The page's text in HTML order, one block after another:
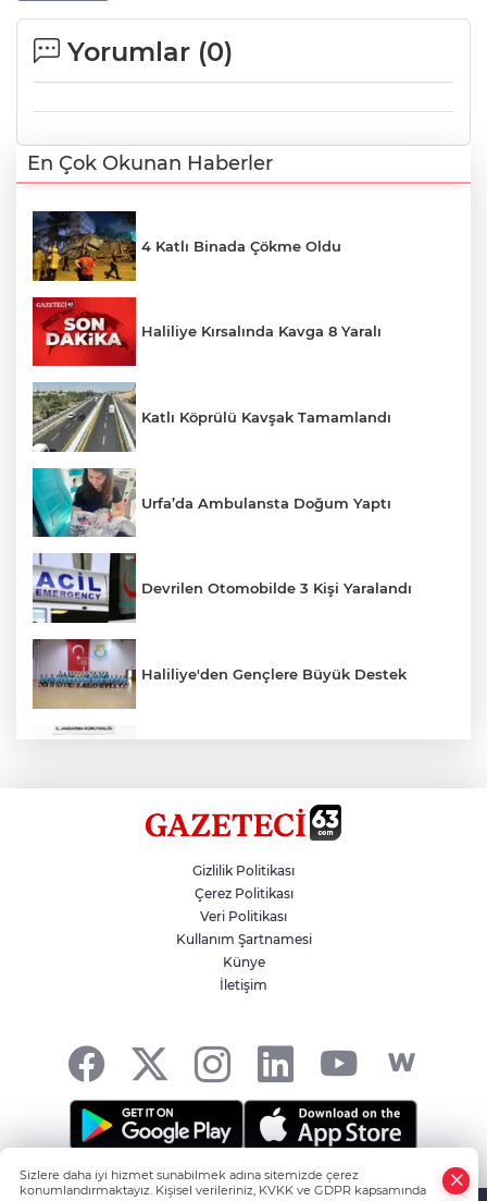
Yorumlar (0)
En Çok Okunan Haberler
4 Katlı Binada Çökme Oldu
Haliliye Kırsalında Kavga 8 Yaralı
Katlı Köprülü Kavşak Tamamlandı
Urfa’da Ambulansta Doğum Yaptı
Devrilen Otomobilde 3 Kişi Yaralandı
Haliliye'den Gençlere Büyük Destek
Hikmet Başak’tan Ulaşım Çalışması
Atatürk Bulvarında Asfalt Yenileniyor
Gizlilik Politikası
Çerez Politikası
Veri Politikası
Kullanım Şartnamesi
Künye
İletişim
Şanlıurfa'nın Haber Noktası... -HABER YAZILIMIve
Sizlere daha iyi hizmet sunabilmek adına sitemizde çerez
konumlandırmaktayız. Kişisel verileriniz, KVKK ve GDPR kapsamında